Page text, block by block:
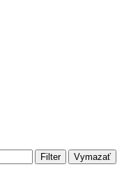
Filter Vymazať